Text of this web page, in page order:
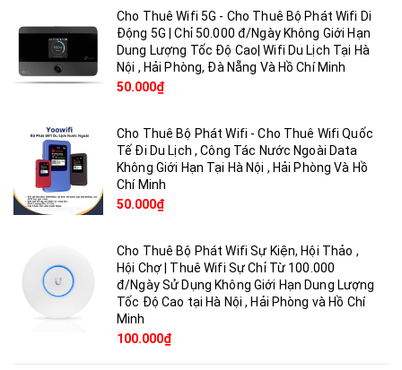
Cho Thuê Wifi 5G - Cho Thuê Bộ Phát Wifi Di
Động 5G | Chỉ 50.000 đ/Ngày Không Giới Hạn
Dung Lượng Tốc Độ Cao| Wifi Du Lịch Tại Hà
Nội , Hải Phòng, Đà Nẵng Và Hồ Chí Minh
50.000₫
Cho Thuê Bộ Phát Wifi - Cho Thuê Wifi Quốc
Tế Đi Du Lịch , Công Tác Nước Ngoài Data
Không Giới Hạn Tại Hà Nội , Hải Phòng Và Hồ
Chí Minh
50.000₫
Cho Thuê Bộ Phát Wifi Sự Kiện, Hội Thảo ,
Hội Chợ | Thuê Wifi Sự Chỉ Từ 100.000
đ/Ngày Sử Dụng Không Giới Hạn Dung Lượng
Tốc Độ Cao tại Hà Nội , Hải Phòng và Hồ Chí
Minh
100.000₫